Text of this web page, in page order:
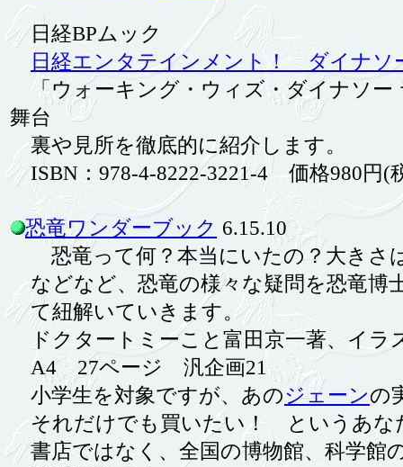
日経BPムック
日経エンタテインメント！ ダイナソ
「ウォーキング・ウィズ・ダイナソー
舞台
裏や見所を徹底的に紹介します。
ISBN：978-4-8222-3221-4 価格980円(
恐竜ワンダーブック 6.15.10
恐竜って何？本当にいたの？大きさ
などなど、恐竜の様々な疑問を恐竜博
て紐解いていきます。
ドクタートミーこと富田京一著、イ
A4 27ページ 汎企画21
小学生を対象ですが、あのジェーンの
それだけでも買いたい！ というあな
書店ではなく、全国の博物館、科学館